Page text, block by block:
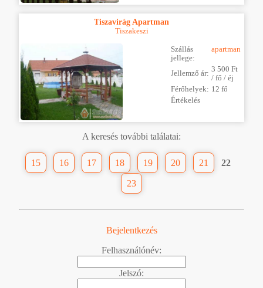
Tiszavirág Apartman
Tiszakeszi
Szállás
jellege:
apartman
Jellemző ár: 3 500 Ft
/ fő / éj
Férőhelyek: 12 fő
Értékelés
A keresés további találatai:
15 16 17 18 19 20 21 22
23
Bejelentkezés
Felhasználónév:
Jelszó: